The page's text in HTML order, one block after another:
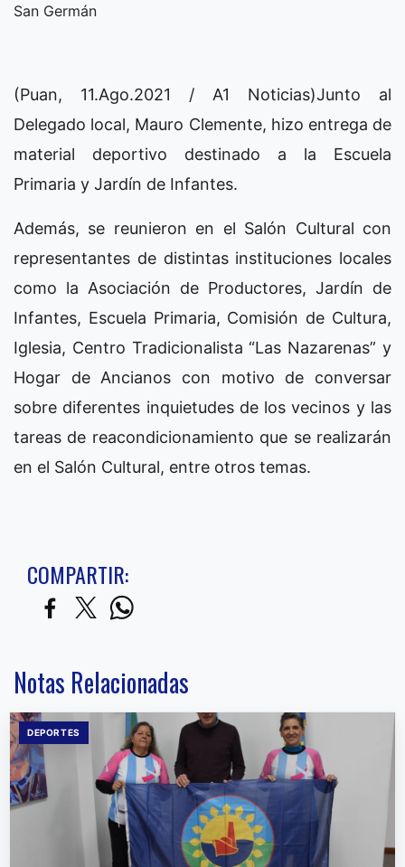
San Germán
(Puan, 11.Ago.2021 / A1 Noticias)Junto al
Delegado local, Mauro Clemente, hizo entrega de
material deportivo destinado a la Escuela
Primaria y Jardín de Infantes.
Además, se reunieron en el Salón Cultural con
representantes de distintas instituciones locales
como la Asociación de Productores, Jardín de
Infantes, Escuela Primaria, Comisión de Cultura,
Iglesia, Centro Tradicionalista “Las Nazarenas” y
Hogar de Ancianos con motivo de conversar
sobre diferentes inquietudes de los vecinos y las
tareas de reacondicionamiento que se realizarán
en el Salón Cultural, entre otros temas.
COMPARTIR:
Notas Relacionadas
DEPORTES